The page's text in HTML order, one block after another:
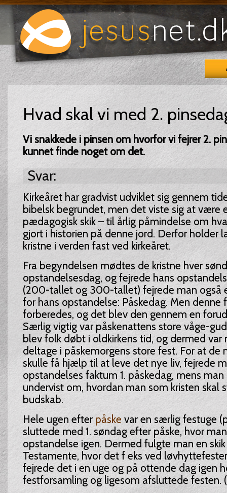
Hvad skal vi med 2.
Vi snakkede i pinsen om hvorfor vi fejrer 2.
kunnet finde noget om det.
Svar:
Kirkeåret har gradvist udviklet sig gennem
bibelsk begrundet, men det viste sig at være
pædagogisk skik – til årlig påmindelse om
gjort i historien på denne jord. Derfor holder
kristne i verden fast ved kirkeåret.
Fra begyndelsen mødtes de kristne hver
opstandelsesdag, og fejrede hans
(200-tallet og 300-tallet) fejrede man også
for hans opstandelse: Påskedag. Men denne
forberedes, og det blev den gennem en
Særlig vigtig var påskenattens store våge-
blev folk døbt i oldkirkens tid, og dermed var
deltage i påskemorgens store fest. For at de
skulle få hjælp til at leve det nye liv, fejrede
opstandelses faktum 1. påskedag, mens
undervist om, hvordan man som kristen skal
budskab.
Hele ugen efter påske var en særlig festuge
sluttede med 1. søndag efter påske, hvor
opstandelse igen. Dermed fulgte man en
Testamente, hvor det f eks ved
fejrede det i en uge og på ottende dag igen
festforsamling og ligesom afsluttede festen.